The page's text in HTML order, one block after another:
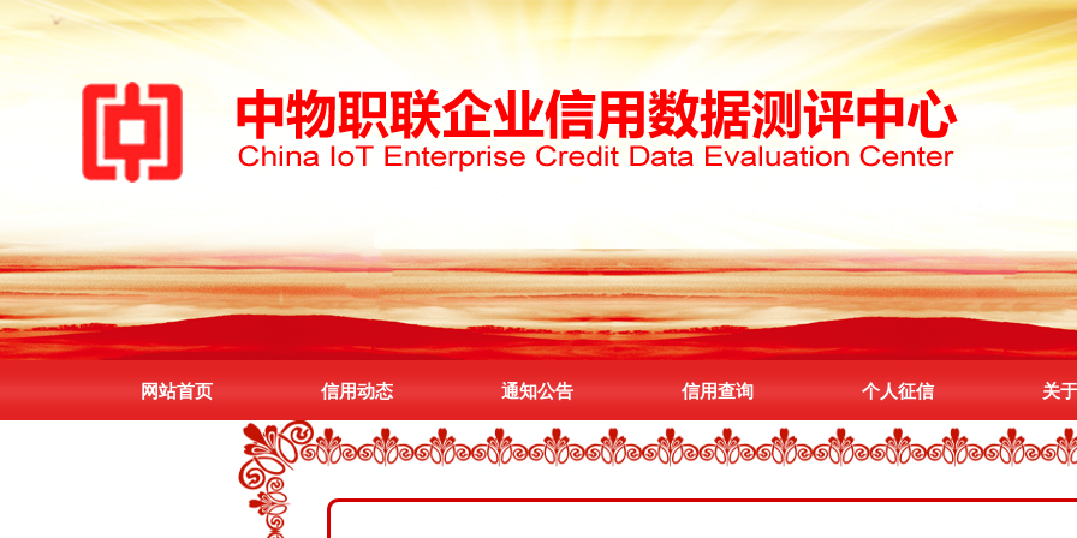
网站首页 信用动态 通知公告 信用查询 个人征信 关